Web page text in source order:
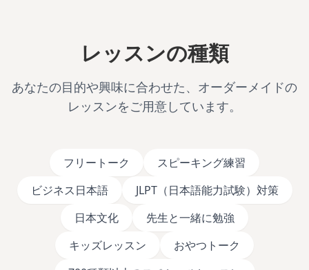
レッスンの種類
あなたの目的や興味に合わせた、オーダーメイドの
レッスンをご用意しています。
フリートーク
スピーキング練習
ビジネス日本語
JLPT（日本語能力試験）対策
日本文化
先生と一緒に勉強
キッズレッスン
おやつトーク